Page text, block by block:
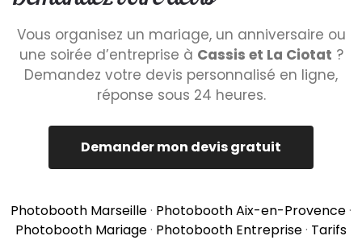
Vous organisez un mariage, un anniversaire ou
une soirée d’entreprise à Cassis et La Ciotat ?
Demandez votre devis personnalisé en ligne,
réponse sous 24 heures.
Demander mon devis gratuit
Photobooth Marseille · Photobooth Aix-en-Provence ·
Photobooth Mariage · Photobooth Entreprise · Tarifs